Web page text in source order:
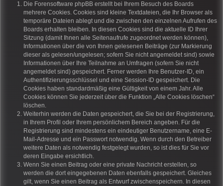
Die Forensoftware phpBB erstellt bei Ihrem Besuch des Boards
mehrere Cookies. Cookies sind kleine Textdateien, die Ihr Browser als
temporäre Dateien ablegt und die zwischen den einzelnen Aufrufen des
Boards erhalten bleiben. In diesen Cookies sind die aktuelle ID Ihrer
Sitzung (damit Ihnen alle Seitenaufrufe zugeordnet werden können),
Informationen über die von Ihnen gelesenen Beiträge (zur Markierung
dieser als gelesen/ungelesen; sofern Sie nicht angemeldet sind) sowie
Informationen über Ihre Teilnahme an Umfragen (sofern Sie nicht
angemeldet sind) gespeichert. Ferner werden Ihre Benutzer-ID, ein
Authentifizierungsschlüssel und eine Session-ID gespeichert. Die
Cookies haben standardmäßig eine Gültigkeit von einem Jahr. Alle
Cookies können Sie jederzeit über die Funktion „Alle Cookies löschen“
löschen.
Weiterhin werden die Daten gespeichert, die Sie bei der Registrierung,
in Ihrem Profil oder Ihrem persönlichem Bereich angeben. Für die
Registrierung sind mindestens ein eindeutiger Benutzername, eine E-
Mail-Adresse und ein Passwort notwendig. Wenn durch den Betreiber
weitere Daten als notwendig festgelegt wurden, so ist dies für Sie vor
deren Eingabe ersichtlich.
Wenn Sie einen Beitrag oder eine private Nachricht erstellen, so
werden die dort eingegebenen Daten ebenfalls gespeichert. Gleiches
gilt, wenn Sie einen Beitrag als Entwurf zwischenspeichern. In diesen